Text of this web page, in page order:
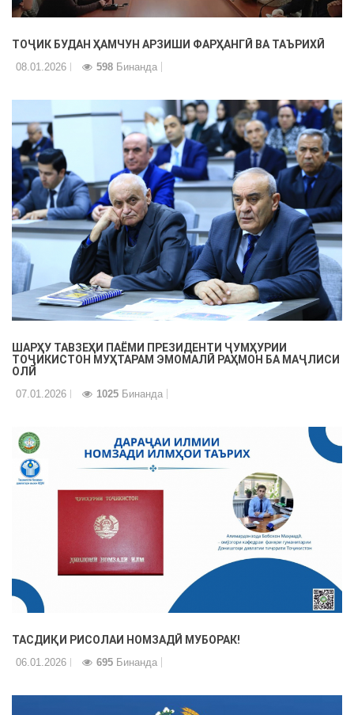
ТОҶИК БУДАН ҲАМЧУН АРЗИШИ ФАРҲАНГӢ ВА ТАЪРИХӢ
08.01.2026 598 Бинанда
ШАРҲУ ТАВЗЕҲИ ПАЁМИ ПРЕЗИДЕНТИ ҶУМҲУРИИ
ТОҶИКИСТОН МУҲТАРАМ ЭМОМАЛӢ РАҲМОН БА МАҶЛИСИ
ОЛӢ
07.01.2026 1025 Бинанда
ТАСДИҚИ РИСОЛАИ НОМЗАДӢ МУБОРАК!
06.01.2026 695 Бинанда